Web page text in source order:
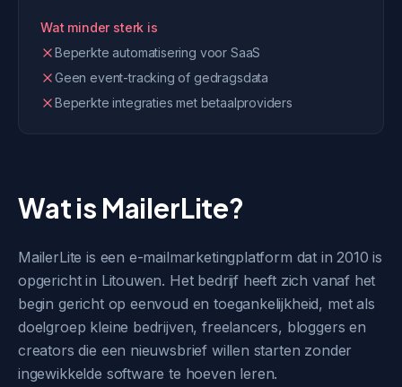
Wat minder sterk is
Beperkte automatisering voor SaaS
Geen event-tracking of gedragsdata
Beperkte integraties met betaalproviders
Wat is MailerLite?
MailerLite is een e-mailmarketingplatform dat in 2010 is
opgericht in Litouwen. Het bedrijf heeft zich vanaf het
begin gericht op eenvoud en toegankelijkheid, met als
doelgroep kleine bedrijven, freelancers, bloggers en
creators die een nieuwsbrief willen starten zonder
ingewikkelde software te hoeven leren.